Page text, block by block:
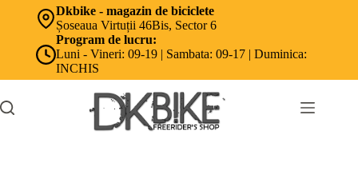
Dkbike - magazin de biciclete
Șoseaua Virtuții 46Bis, Sector 6
Program de lucru:
Luni - Vineri: 09-19 | Sambata: 09-17 | Duminica:
INCHIS